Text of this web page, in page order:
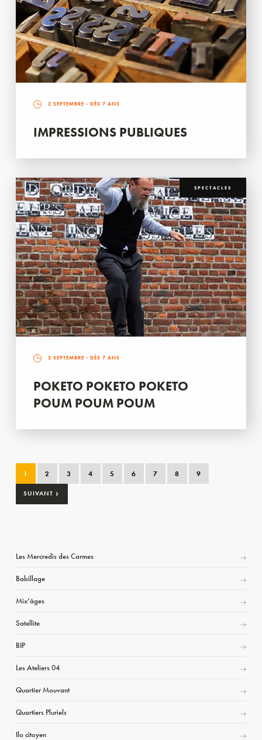
2 SEPTEMBRE - DÈS 7 ANS
IMPRESSIONS PUBLIQUES
SPECTACLES
2 SEPTEMBRE - DÈS 7 ANS
POKETO POKETO POKETO
POUM POUM POUM
1 2 3 4 5 6 7 8 9
SUIVANT ›
Les Mercredis des Carmes
Babillage
Mix’âges
Satellite
BIP
Les Ateliers 04
Quartier Mouvant
Quartiers Pluriels
Ilo citoyen